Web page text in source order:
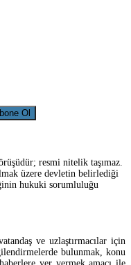
resmi nitelik taşımaz.
üzere devletin belirlediği
hukuki sorumluluğu
ve uzlaştırmacılar için
bulunmak, konu